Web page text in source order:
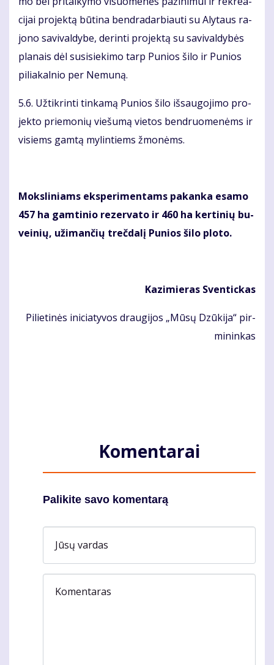
ci­jai pro­jek­tą bū­ti­na ben­dra­dar­biau­ti su Aly­taus ra­
jo­no sa­vi­val­dy­be, de­rin­ti pro­jek­tą su sa­vi­val­dy­bės
pla­nais dėl su­si­sie­ki­mo tarp Pu­nios ši­lo ir Pu­nios
pi­lia­kal­nio per Ne­mu­ną.
5.6. Už­tik­rin­ti tin­ka­mą Pu­nios ši­lo iš­sau­go­ji­mo pro­
jek­to prie­mo­nių vie­šu­mą vie­tos ben­druo­me­nėms ir
vi­siems gam­tą my­lin­tiems žmo­nėms.
Moks­li­niams eks­pe­ri­men­tams pa­kan­ka esa­mo
457 ha gam­ti­nio re­zer­va­to ir 460 ha ker­ti­nių bu­
vei­nių, už­iman­čių treč­da­lį Pu­nios ši­lo plo­to.
Ka­zi­mie­ras Sven­tic­kas
Pi­lie­ti­nės ini­cia­ty­vos drau­gi­jos „Mū­sų Dzū­ki­ja“ pir­
mi­nin­kas
Komentarai
Palikite savo komentarą
Jūsų vardas
Komentaras